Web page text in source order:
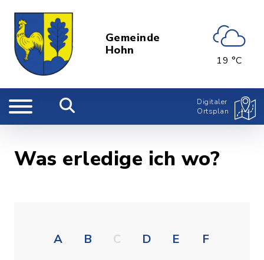
Gemeinde
Hohn
19 °C
Digitaler
Ortsplan
Was erledige ich wo?
A B C D E
F